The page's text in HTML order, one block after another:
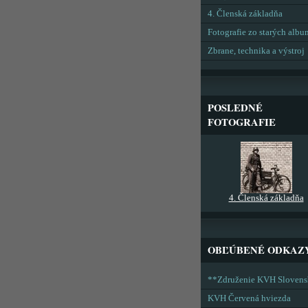
4. Členská základňa
Fotografie zo starých
Zbrane, technika a výstroj
POSLEDNÉ
FOTOGRAFIE
4. Členská základňa
OBĽÚBENÉ
**Združenie KVH
KVH Červená hviezda